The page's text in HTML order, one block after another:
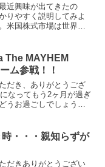
近興味が出てきたの
りやすく説明してみよ
米国株式市場は世界有
国家市場でありながら、
の企業が...
The MAYHEM
ム参戦！！
だき、ありがとうござ
なってもう2ヶ月が過ぎ
うお過ごしでしょう
始まりました♡2024年
・・・親知らずが
だきありがとうござい